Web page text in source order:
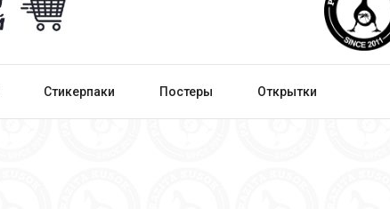
Стикерпаки Постеры Открытки